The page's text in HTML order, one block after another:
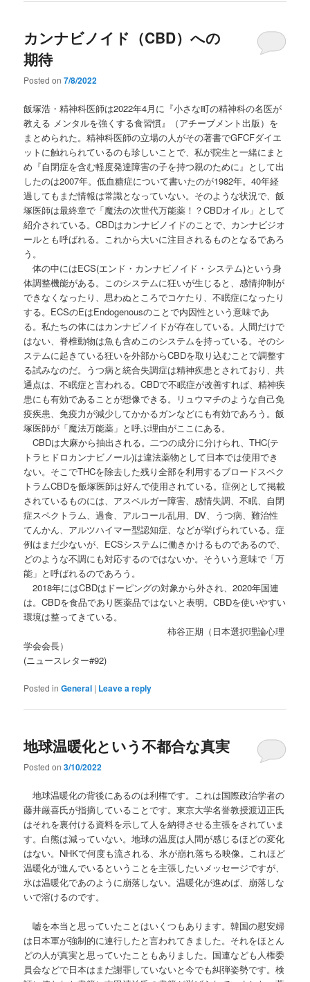
カンナビノイド（CBD）への
期待
Posted on7/8/2022
飯塚浩・精神科医師は2022年4月に『小さな町の精神科の名医が
教える メンタルを強くする食習慣』（アチーブメント出版）を
まとめられた。精神科医師の立場の人がその著書でGFCFダイエ
ットに触れられているのも珍しいことで、私が院生と一緒にまと
め『自閉症を含む軽度発達障害の子を持つ親のために』として出
したのは2007年。低血糖症について書いたのが1982年。40年経
過してもまだ情報は常識となっていない。そのような状況で、飯
塚医師は最終章で「魔法の次世代万能薬！？CBDオイル」として
紹介されている。CBDはカンナビノイドのことで、カンナビジオ
ールとも呼ばれる。これから大いに注目されるものとなるであろ
う。
体の中にはECS(エンド・カンナビノイド・システム)という身
体調整機能がある。このシステムに狂いが生じると、感情抑制が
できなくなったり、思わぬところでコケたり、不眠症になったり
する。ECSのEはEndogenousのことで内因性という意味であ
る。私たちの体にはカンナビノイドが存在している。人間だけで
はない、脊椎動物は魚も含めこのシステムを持っている。そのシ
ステムに起きている狂いを外部からCBDを取り込むことで調整す
る試みなのだ。うつ病と統合失調症は精神疾患とされており、共
通点は、不眠症と言われる。CBDで不眠症が改善すれば、精神疾
患にも有効であることが想像できる。リュウマチのような自己免
疫疾患、免疫力が減少してかかるガンなどにも有効であろう。飯
塚医師が「魔法万能薬」と呼ぶ理由がここにある。
CBDは大麻から抽出される。二つの成分に分けられ、THC(テ
トラヒドロカンナビノール)は違法薬物として日本では使用でき
ない。そこでTHCを除去した残り全部を利用するブロードスペク
トラムCBDを飯塚医師は好んで使用されている。症例として掲載
されているものには、アスペルガー障害、感情失調、不眠、自閉
症スペクトラム、過食、アルコール乱用、DV、うつ病、難治性
てんかん、アルツハイマー型認知症、などが挙げられている。症
例はまだ少ないが、ECSシステムに働きかけるものであるので、
どのような不調にも対応するのではないか。そういう意味で「万
能」と呼ばれるのであろう。
2018年にはCBDはドーピングの対象から外され、2020年国連
は。CBDを食品であり医薬品ではないと表明。CBDを使いやすい
環境は整ってきている。
柿谷正期（日本選択理論心理
学会会長）
(ニュースレター#92)
Posted in General | Leave a reply
地球温暖化という不都合な真実
Posted on3/10/2022
地球温暖化の背後にあるのは利権です。これは国際政治学者の
藤井厳喜氏が指摘していることです。東京大学名誉教授渡辺正氏
はそれを裏付ける資料を示して人を納得させる主張をされていま
す。白熊は減っていない。地球の温度は人間が感じるほどの変化
はない。NHKで何度も流される、氷が崩れ落ちる映像。これほど
温暖化が進んでいるということを主張したいメッセージですが、
氷は温暖化であのように崩落しない。温暖化が進めば、崩落しな
いで溶けるのです。
嘘を本当と思っていたことはいくつもあります。韓国の慰安婦
は日本軍が強制的に連行したと言われてきました。それをほとん
どの人が真実と思っていたこともありました。国連なども人権委
員会などで日本はまだ謝罪していないと今でも糾弾姿勢です。検